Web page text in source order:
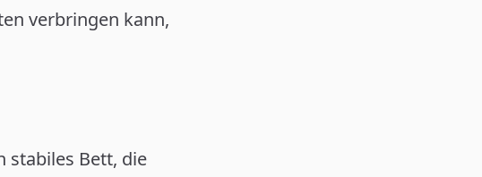
verbringen kann,
stabiles Bett, die